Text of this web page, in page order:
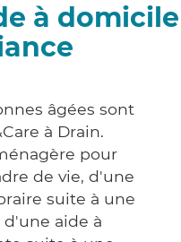
à domicile
âgées sont
à Drain.
pour
de vie, d'une
suite à une
aide à